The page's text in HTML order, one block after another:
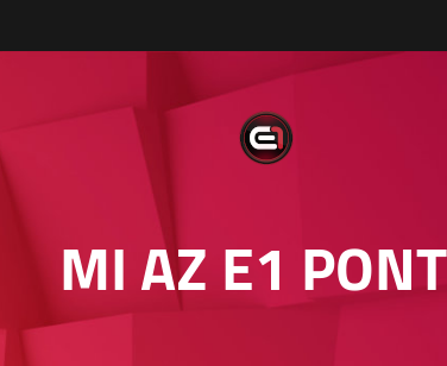
MI AZ E1